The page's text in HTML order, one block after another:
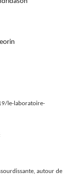
le-laboratoire-
autour de